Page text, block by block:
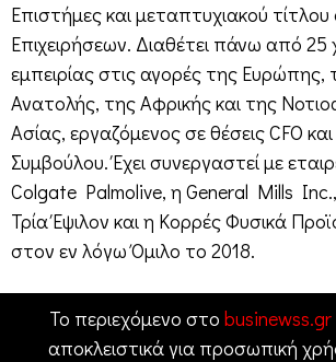
Επιστήμες και μεταπτυχιακού
Επιχειρήσεων. Διαθέτει πάνω από 25
εμπειρίας στις αγορές της
Ανατολής, της Αφρικής και της
Ασίας, εργαζόμενος σε θέσεις CFO
Συμβούλου. Έχει συνεργαστεί με
Colgate Palmolive, η General Mills
Τρία Έψιλον και η Κορρές Φυσικά
στον εν λόγω Όμιλο το 2018.
Το περιεχόμενο στο businewss.gr
αποκλειστικά για προσωπική